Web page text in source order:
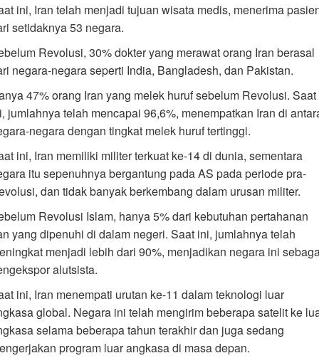
ini, Iran telah menjadi tujuan wisata medis, menerima
setidaknya 53 negara.
Revolusi, 30% dokter yang merawat orang Iran berasal
negara-negara seperti India, Bangladesh, dan Pakistan.
47% orang Iran yang melek huruf sebelum Revolusi. Saat
jumlahnya telah mencapai 96,6%, menempatkan Iran di
negara dengan tingkat melek huruf tertinggi.
ini, Iran memiliki militer terkuat ke-14 di dunia, sementara
itu sepenuhnya bergantung pada AS pada periode pra-
dan tidak banyak berkembang dalam urusan militer.
Revolusi Islam, hanya 5% dari kebutuhan pertahanan
yang dipenuhi di dalam negeri. Saat ini, jumlahnya telah
menjadi lebih dari 90%, menjadikan negara ini
alutsista.
ini, Iran menempati urutan ke-11 dalam teknologi luar
global. Negara ini telah mengirim beberapa satelit ke
selama beberapa tahun terakhir dan juga sedang
program luar angkasa di masa depan.